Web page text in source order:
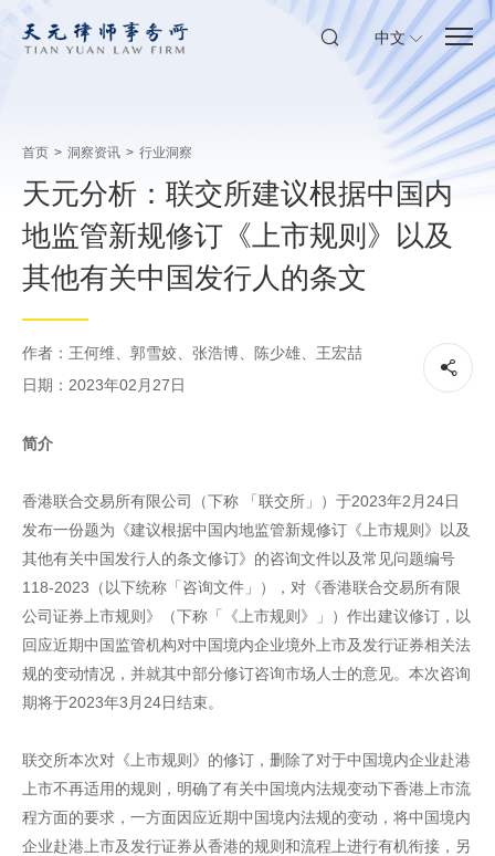
中文
首页 > 洞察资讯 > 行业洞察
天元分析：联交所建议根据中国内
地监管新规修订《上市规则》以及
其他有关中国发行人的条文
作者：王何维、郭雪姣、张浩博、陈少雄、王宏喆
日期：2023年02月27日
简介
香港联合交易所有限公司（下称 「联交所」）于2023年2月24日
发布一份题为《建议根据中国内地监管新规修订《上市规则》以及
其他有关中国发行人的条文修订》的咨询文件以及常见问题编号
118-2023（以下统称「咨询文件」），对《香港联合交易所有限
公司证券上市规则》（下称「《上市规则》」）作出建议修订，以
回应近期中国监管机构对中国境内企业境外上市及发行证券相关法
规的变动情况，并就其中部分修订咨询市场人士的意见。本次咨询
期将于2023年3月24日结束。
联交所本次对《上市规则》的修订，删除了对于中国境内企业赴港
上市不再适用的规则，明确了有关中国境内法规变动下香港上市流
程方面的要求，一方面因应近期中国境内法规的变动，将中国境内
企业赴港上市及发行证券从香港的规则和流程上进行有机衔接，另